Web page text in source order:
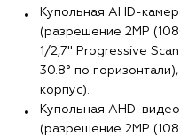
Купольная AHD-
(разрешение 2MP
1/2,7" Progressive
30.8° по
корпус).
Купольная AHD-
(разрешение 2MP